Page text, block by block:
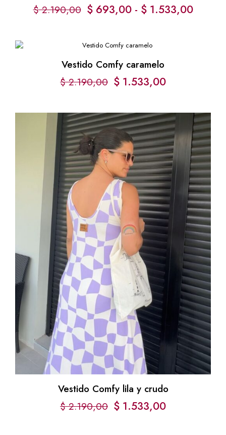
$2.190,00 $693,00 - $1.533,00Rango
Vestido Comfy caramelo
$2.190,00 $ 1.533,00
Vestido Comfy lila y crudo
$2.190,00 $ 1.533,00